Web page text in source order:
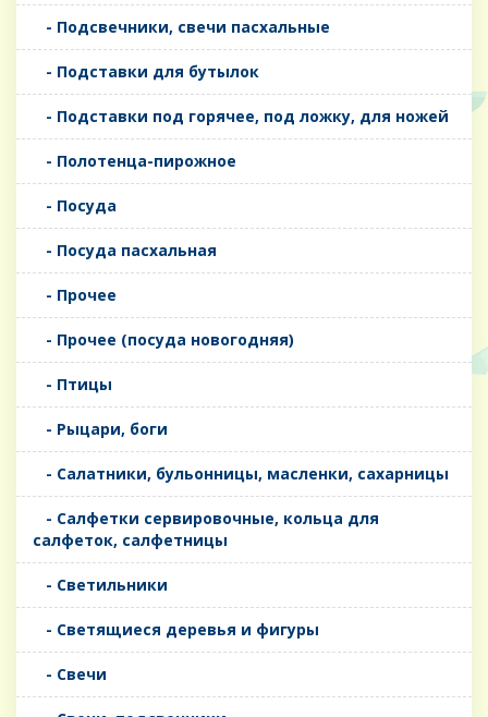
- Подсвечники, свечи пасхальные
- Подставки для бутылок
- Подставки под горячее, под ложку, для ножей
- Полотенца-пирожное
- Посуда
- Посуда пасхальная
- Прочее
- Прочее (посуда новогодняя)
- Птицы
- Рыцари, боги
- Салатники, бульонницы, масленки, сахарницы
- Салфетки сервировочные, кольца для
салфеток, салфетницы
- Светильники
- Светящиеся деревья и фигуры
- Свечи